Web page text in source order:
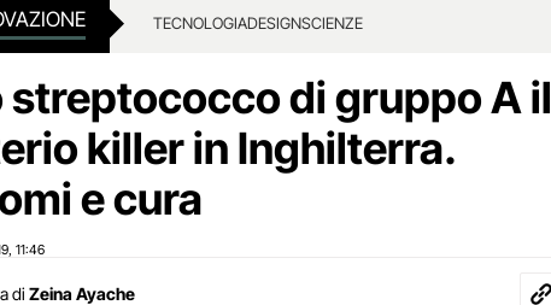
TECNOLOGIADESIGNSCIENZE
streptococco di gruppo A il
killer in Inghilterra.
e cura
11:46
di Zeina Ayache